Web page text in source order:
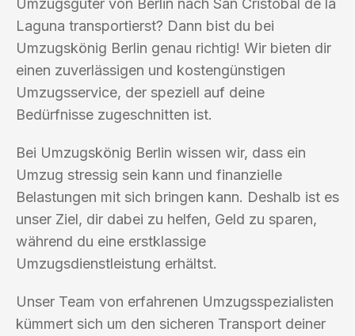
Umzugsgüter von Berlin nach San Cristóbal de la
Laguna transportierst? Dann bist du bei
Umzugskönig Berlin genau richtig! Wir bieten dir
einen zuverlässigen und kostengünstigen
Umzugsservice, der speziell auf deine
Bedürfnisse zugeschnitten ist.
Bei Umzugskönig Berlin wissen wir, dass ein
Umzug stressig sein kann und finanzielle
Belastungen mit sich bringen kann. Deshalb ist es
unser Ziel, dir dabei zu helfen, Geld zu sparen,
während du eine erstklassige
Umzugsdienstleistung erhältst.
Unser Team von erfahrenen Umzugsspezialisten
kümmert sich um den sicheren Transport deiner